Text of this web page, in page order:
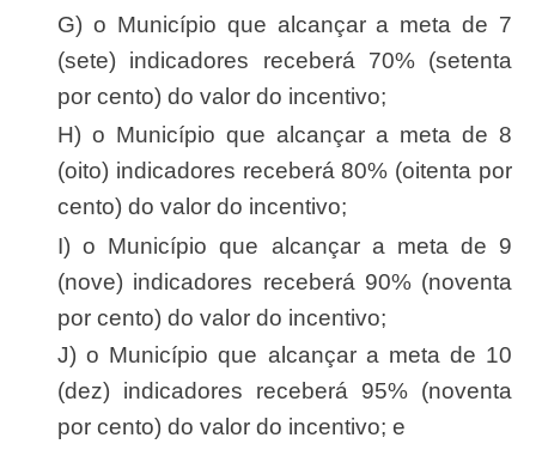
g) o Município que alcançar a meta de 7
(sete) indicadores receberá 70% (setenta
por cento) do valor do incentivo;
h) o Município que alcançar a meta de 8
(oito) indicadores receberá 80% (oitenta por
cento) do valor do incentivo;
i) o Município que alcançar a meta de 9
(nove) indicadores receberá 90% (noventa
por cento) do valor do incentivo;
j) o Município que alcançar a meta de 10
(dez) indicadores receberá 95% (noventa
por cento) do valor do incentivo; e